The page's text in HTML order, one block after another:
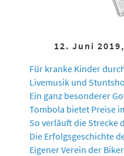
12. Juni
Für kranke Kinder
Livemusik und
Ein ganz besonderer
Tombola bietet Preise
So verläuft die Strecke
Die Erfolgsgeschichte
Eigener Verein der